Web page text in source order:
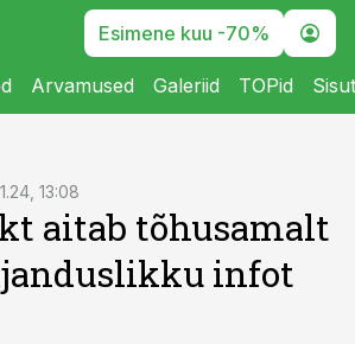
Esimene kuu -70%
Arvamused Galeriid TOPid
13:08
aitab tõhusamalt
infot